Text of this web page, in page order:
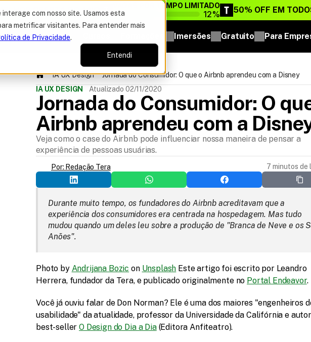
com nosso site. Usamos esta
metrificar visitantes. Para entender mais
de Privacidade.
Entendi
Imersões Gratuito Para
OFERTA DO ANO VAGAS POR TEMPO LIMITADO
12% 50% OFF EM
IA UX Design
Jornada do Consumidor: O que o Airbnb aprendeu com a Disney
IA UX DESIGN
Atualizado 02/11/2020
Jornada do Consumidor: O
Airbnb aprendeu com a
Veja como o case do Airbnb pode influenciar nossa maneira de pensar a
experiência de pessoas usuárias.
Por: Redação Tera 7 minutos de
Durante muito tempo, os fundadores do Airbnb acreditavam que a
experiência dos consumidores era centrada na hospedagem. Mas tudo
mudou quando um deles leu sobre a produção de "Branca de Neve e os
Anões".
Photo by Andrijana Bozic on Unsplash Este artigo foi escrito por Leandro
Herrera, fundador da Tera, e publicado originalmente no Portal Endeavor.
Você já ouviu falar de Don Norman? Ele é uma dos maiores "engenheiros
usabilidade" da atualidade, professor da Universidade da Califórnia e
best-seller O Design do Dia a Dia (Editora Anfiteatro).